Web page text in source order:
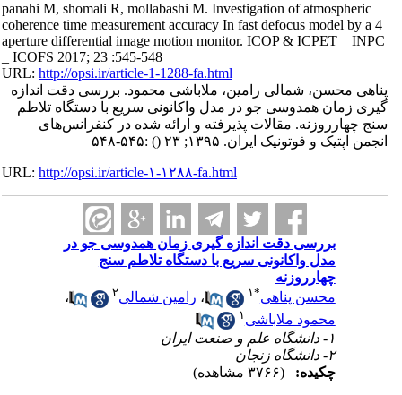
panahi M, shomali R, mollabashi M. Investigation of atmospheric
coherence time measurement accuracy In fast defocus model by a 4
aperture differential image motion monitor. ICOP & ICPET _ INPC
_ ICOFS 2017; 23 :545-548
URL:http://opsi.ir/article-1-1288-fa.html
پناهی محسن، شمالی رامین، ملاباشی محمود. بررسی دقت اندازه
گیری زمان همدوسی جو در مدل واکانونی سریع با دستگاه تلاطم
سنج چهارروزنه. مقالات پذیرفته و ارائه شده در کنفرانس‌های
انجمن اپتیک و فوتونیک ایران. ۱۳۹۵; ۲۳
() :۵۴۵-۵۴۸
URL:http://opsi.ir/article-۱-۱۲۸۸-fa.html
بررسی دقت اندازه گیری زمان همدوسی جو در
مدل واکانونی سریع با دستگاه تلاطم سنج
چهارروزنه
محسن پناهی
۱ ،رامین شمالی
،
محمود ملاباشی
چکیده: